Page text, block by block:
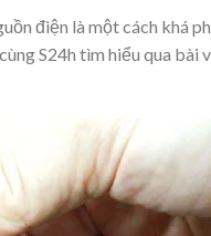
điện là một cách khá
S24h tìm hiểu qua